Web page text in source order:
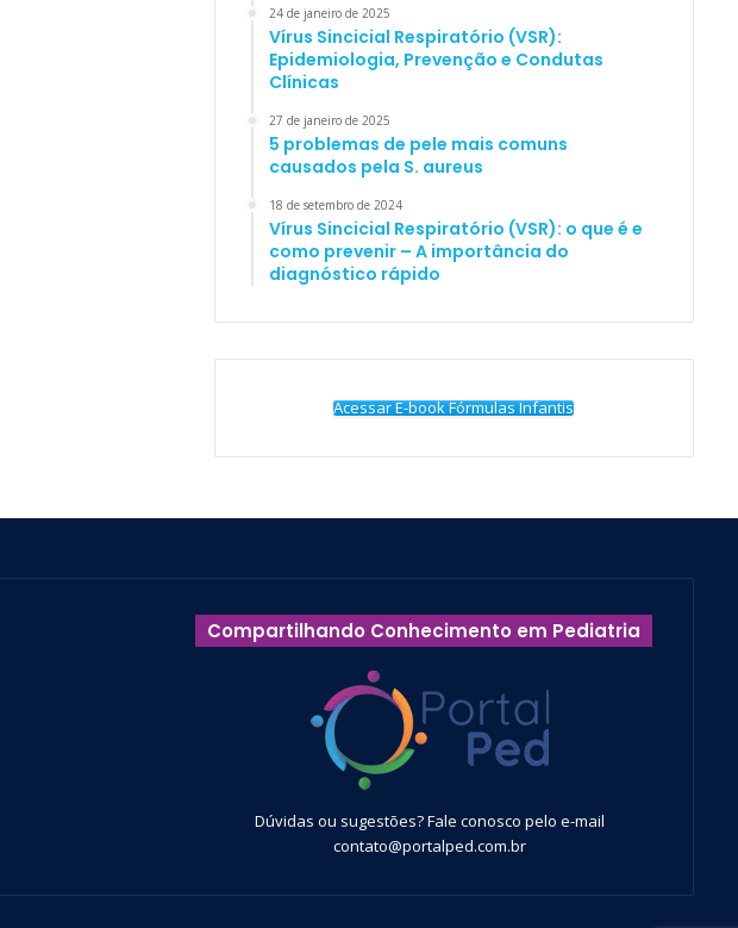
24 de janeiro de 2025
Vírus Sincicial Respiratório (VSR):
Epidemiologia, Prevenção e Condutas
Clínicas
27 de janeiro de 2025
5 problemas de pele mais comuns
causados pela S. aureus
18 de setembro de 2024
Vírus Sincicial Respiratório (VSR): o que é e
como prevenir – A importância do
diagnóstico rápido
Acessar E-book Fórmulas Infantis
Compartilhando Conhecimento em Pediatria
Dúvidas ou sugestões? Fale conosco pelo e-mail
contato@portalped.com.br